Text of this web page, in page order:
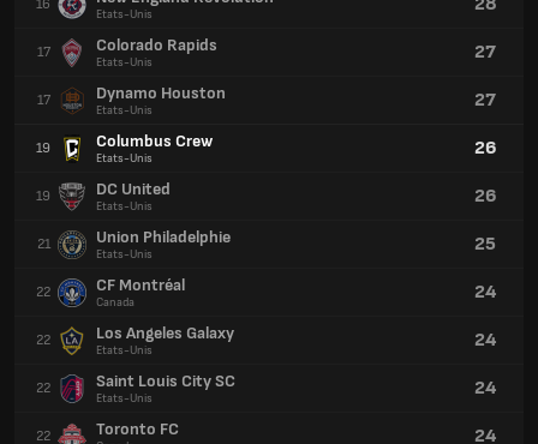
16
Etats-Unis
17 Colorado Rapids
Etats-Unis 27
17 Dynamo Houston
Etats-Unis 27
19 Columbus Crew
Etats-Unis 26
19 DC United
Etats-Unis 26
21 Union Philadelphie
Etats-Unis 25
22 CF Montréal
Canada 24
22 Los Angeles Galaxy
Etats-Unis 24
22 Saint Louis City SC
Etats-Unis 24
22 Toronto FC 24